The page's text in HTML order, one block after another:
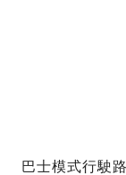
巴士模式行駛